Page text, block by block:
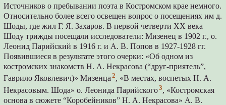
Источников о пребывании поэта в Костромском крае немного.
Относительно более всего освещен вопрос о посещениях им д.
Шоды, где жил Г. Я. Захаров. В первой четверти XX века
Шоду трижды посещали исследователи: Мизенец в 1902 г., о.
Леонид Парийский в 1916 г. и А. В. Попов в 1927-1928 гг.
Появившиеся в результате этого очерки: «Об одном из
костромских знакомств Н. А. Некрасова (“друг-приятель”,
Гаврило Яковлевич)» Мизенца2, «В местах, воспетых Н. А.
Некрасовым. Шода» о. Леонида Парийского3, «Костромская
основа в сюжете “Коробейников” Н. А. Некрасова» А. В.